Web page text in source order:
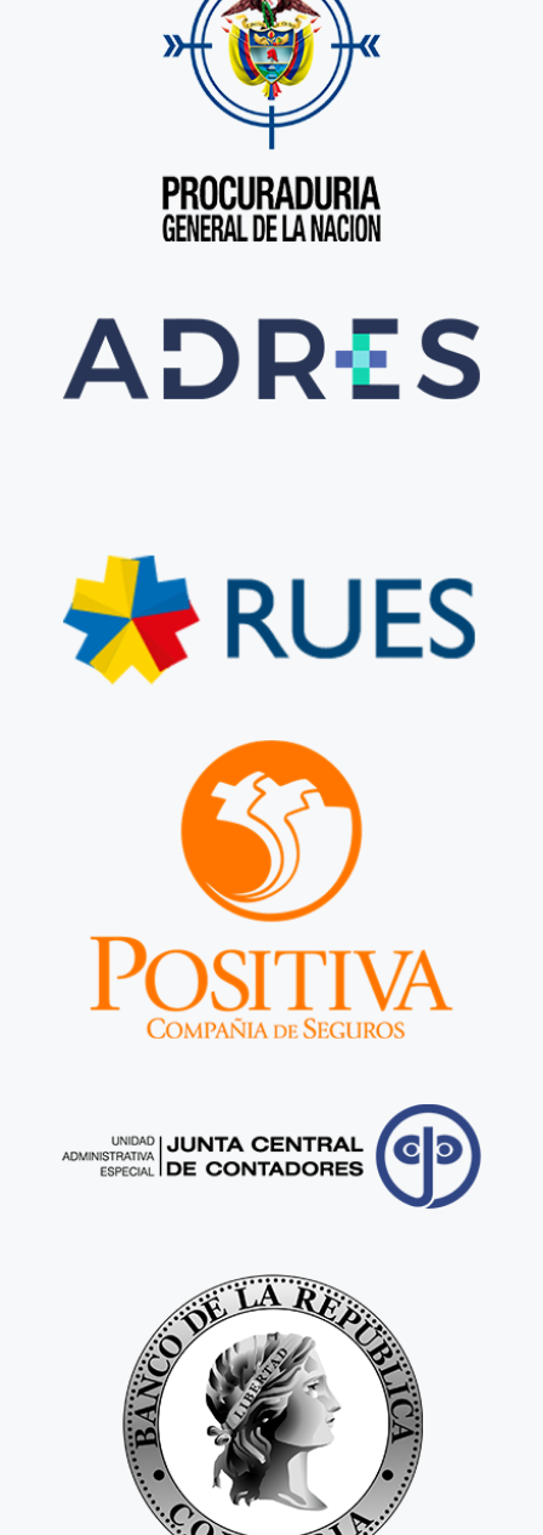
Procuraduría General de la Nación
Ir al sitio web
ADRES
Ir al sitio web
RUES
Ir al sitio web
Positiva
Ir al sitio web
Junta Central de Contadores
Ir al sitio web
Banco de la Republica
Ir al sitio web